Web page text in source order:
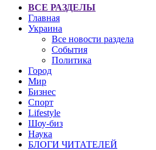
ВСЕ РАЗДЕЛЫ
Главная
Украина
Все новости раздела
События
Политика
Город
Мир
Бизнес
Спорт
Lifestyle
Шоу-биз
Наука
БЛОГИ ЧИТАТЕЛЕЙ